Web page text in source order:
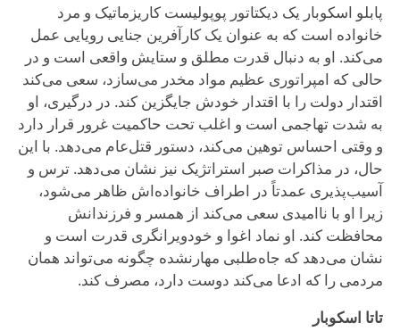
پابلو اسکوبار یک دیکتاتور پوپولیست کاریزماتیک و مرد
خانواده است که به عنوان یک کارآفرین جنایی رویایی عمل
می‌کند. او به دنبال قدرت مطلق و ستایش واقعی است و در
حالی که امپراتوری عظیم مواد مخدر می‌سازد، سعی می‌کند
اقتدار دولت را با اقتدار خودش جایگزین کند. در درگیری، او
به شدت تهاجمی است و اغلب تحت حاکمیت غرور قرار دارد
و وقتی احساس توهین می‌کند، دستور قتل‌عام می‌دهد. با این
حال، در مذاکرات صبر استراتژیک نیز نشان می‌دهد. ترس و
آسیب‌پذیری عمدتاً در اطراف خانواده‌اش ظاهر می‌شود،
زیرا او با ناامیدی سعی می‌کند از همسر و فرزندانش
محافظت کند. او نماد اغوا و خودویرانگری قدرت است و
نشان می‌دهد که جاه‌طلبی مهارنشده چگونه می‌تواند همان
مردمی را که ادعا می‌کند دوست دارد، مصرف کند.
تاتا اسکوبار